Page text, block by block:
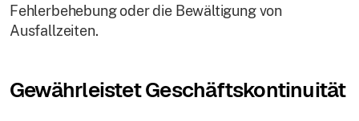
Fehlerbehebung oder die Bewältigung von
Ausfallzeiten.
Gewährleistet Geschäftskontinuität